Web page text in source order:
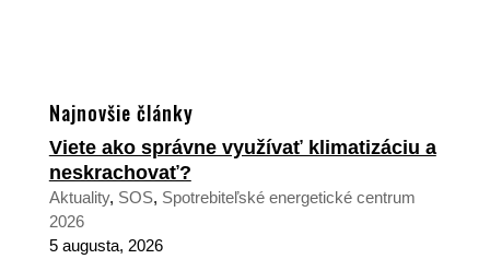
Najnovšie články
Viete ako správne využívať klimatizáciu a
neskrachovať?
Aktuality, SOS, Spotrebiteľské energetické centrum
2026
5 augusta, 2026